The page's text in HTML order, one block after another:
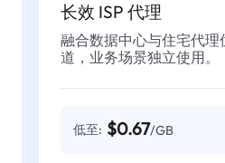
长效 ISP 代理
融合数据中心与住宅代理
道，业务场景独立使用。
低至: $0.67/GB